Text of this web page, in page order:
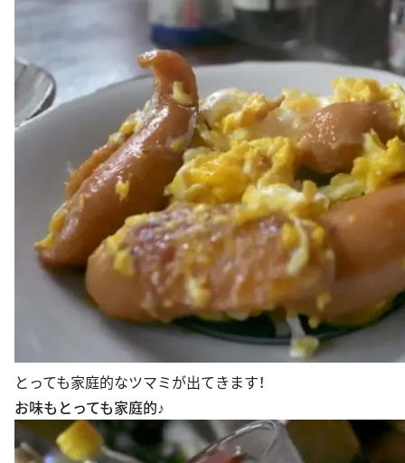
とっても家庭的なツマミが出てきます！
お味もとっても家庭的♪